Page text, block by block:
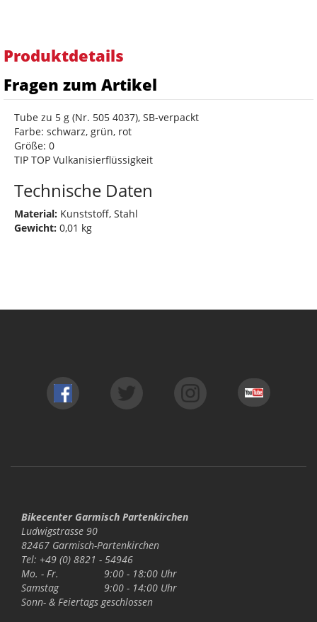
Produktdetails
Fragen zum Artikel
Tube zu 5 g (Nr. 505 4037), SB-verpackt
Farbe: schwarz, grün, rot
Größe: 0
TIP TOP Vulkanisierflüssigkeit
Technische Daten
Material: Kunststoff, Stahl
Gewicht: 0,01 kg
Bikecenter Garmisch Partenkirchen
Ludwigstrasse 90
82467 Garmisch-Partenkirchen
Tel: +49 (0) 8821 - 54946
Mo. - Fr.
9:00 - 18:00 Uhr
Samstag
9:00 - 14:00 Uhr
Sonn- & Feiertags geschlossen